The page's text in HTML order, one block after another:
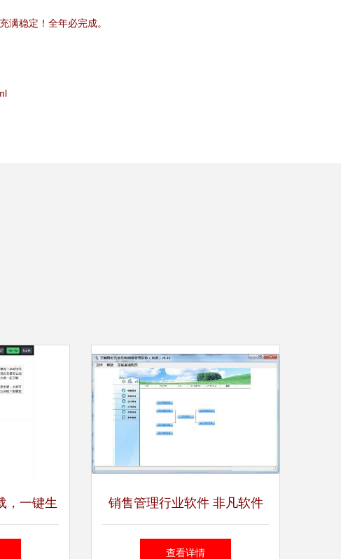
满稳定！全年必完成。
，一键生
网获取更
销售管理行业软件 非凡软件
站的卓越之选
查看详情